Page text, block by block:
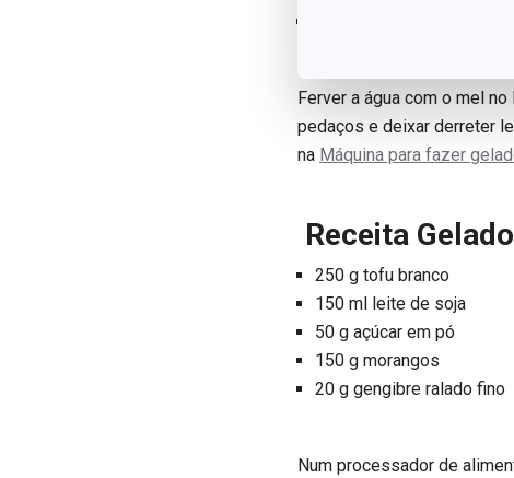
Ferver a água com o mel
pedaços e deixar derreter
na Máquina para fazer
Receita
250 g tofu branco
150 ml leite de soja
50 g açúcar em pó
150 g morangos
20 g gengibre ralado fino
Num processador de